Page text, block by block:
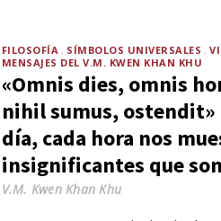
FILOSOFÍA SÍMBOLOS UNIVERSALES
MENSAJES DEL V.M. KWEN KHAN KHU
«Omnis dies, omnis
nihil sumus, ostendit»
día, cada hora nos
insignificantes que
V.M. Kwen Khan Khu